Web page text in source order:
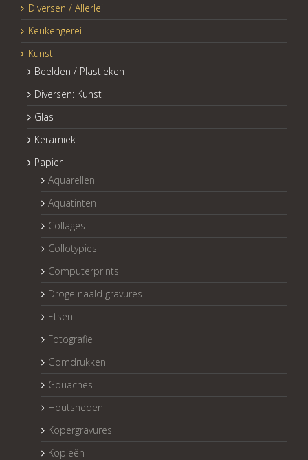
Diversen / Allerlei
Keukengerei
Kunst
Beelden / Plastieken
Diversen: Kunst
Glas
Keramiek
Papier
Aquarellen
Aquatinten
Collages
Collotypies
Computerprints
Droge naald gravures
Etsen
Fotografie
Gomdrukken
Gouaches
Houtsneden
Kopergravures
Kopieën